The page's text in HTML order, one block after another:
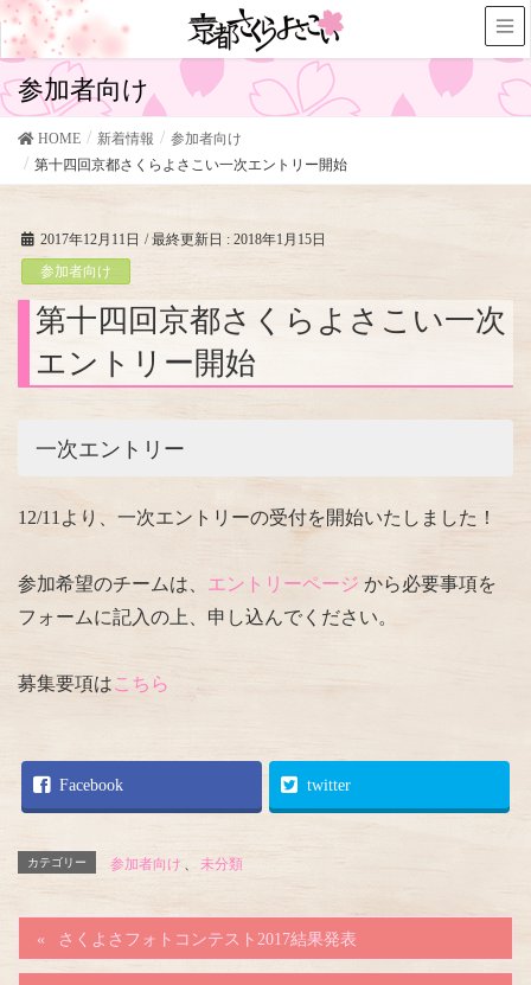
参加者向け
HOME 新着情報
参加者向け
第十四回京都さくらよさこい一次エントリー開始
2017年12月11日 / 最終更新日 : 2018年1月15日
参加者向け
第十四回京都さくらよさこい一次
エントリー開始
一次エントリー
12/11より、一次エントリーの受付を開始いたしました！
参加希望のチームは、 エントリーページ から必要事項を
フォームに記入の上、申し込んでください。
募集要項はこちら
Facebook twitter
カテゴリー 参加者向け 、 未分類
さくよさフォトコンテスト2017結果発表